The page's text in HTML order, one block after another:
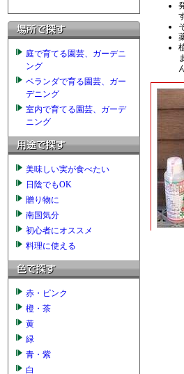
庭で育てる園芸、ガーデニ
ング
ベランダで育る園芸、ガー
デニング
室内で育てる園芸、ガーデ
ニング
美味しい実が食べたい
日陰でもOK
贈り物に
南国気分
初心者にオススメ
料理に使える
赤・ピンク
橙・茶
黄
緑
青・紫
白